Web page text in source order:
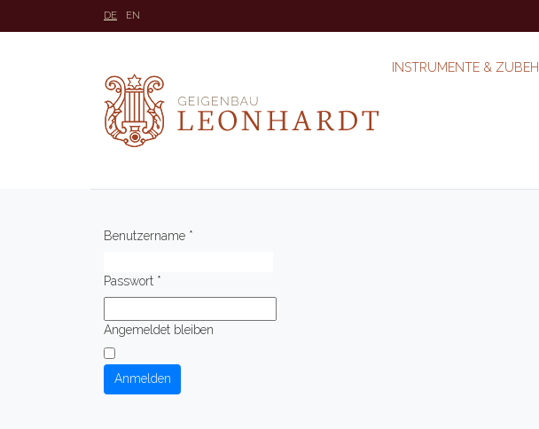
DE EN
INSTRUMENTE &
Benutzername *
Passwort *
Angemeldet bleiben
Anmelden